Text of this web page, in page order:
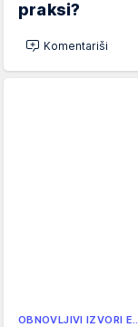
praksi?
Komentariši
OBNOVLJIVI IZVORI E…